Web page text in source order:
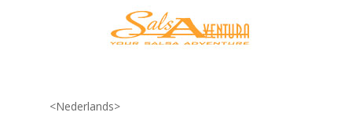
<Nederlands>